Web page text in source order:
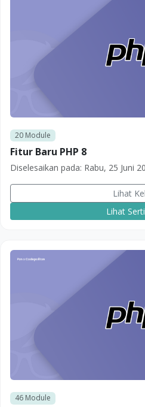
20Module
Fitur Baru PHP 8
Diselesaikan pada: Rabu, 25 Juni
Lihat
Lihat
46Module